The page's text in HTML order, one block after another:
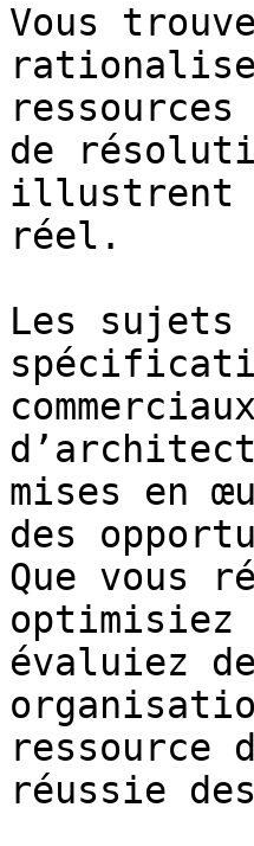
Vous
de
illustrent
réel.
Les
mises en
des
Que vous
optimisiez
évaluiez
ressource
réussie